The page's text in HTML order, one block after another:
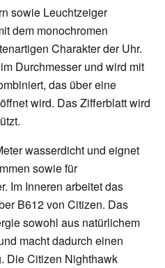
sowie Leuchtzeiger
dem monochromen
Charakter der Uhr.
Durchmesser und wird mit
das über eine
wird. Das Zifferblatt wird
wasserdicht und eignet
sowie für
Im Inneren arbeitet das
B612 von Citizen. Das
sowohl aus natürlichem
macht dadurch einen
Die Citizen Nighthawk